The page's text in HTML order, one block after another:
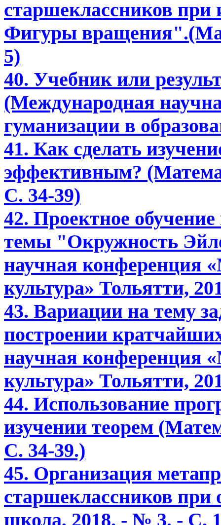
старшеклассников
Фигуры
5)
40. Учебник или
(Международная
гуманизации в
41. Как сделать
эффективным?
С. 34-39)
42. Проектное
темы "Окружность
научная конференция
культура» Тольятти,
43. Вариации на тему
построении
научная конференция
культура» Тольятти,
44. Использование
изучении теорем
С. 34-39.)
45. Организация
старшеклассников при
школа, 2018. - № 3. - С.